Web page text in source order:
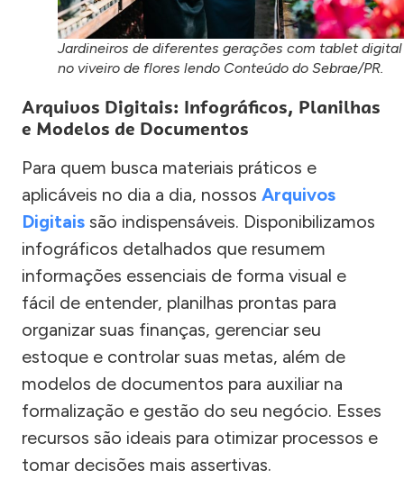
Jardineiros de diferentes gerações com tablet digital
no viveiro de flores lendo Conteúdo do Sebrae/PR.
Arquivos Digitais: Infográficos, Planilhas
e Modelos de Documentos
Para quem busca materiais práticos e
aplicáveis no dia a dia, nossos Arquivos
Digitais são indispensáveis. Disponibilizamos
infográficos detalhados que resumem
informações essenciais de forma visual e
fácil de entender, planilhas prontas para
organizar suas finanças, gerenciar seu
estoque e controlar suas metas, além de
modelos de documentos para auxiliar na
formalização e gestão do seu negócio. Esses
recursos são ideais para otimizar processos e
tomar decisões mais assertivas.